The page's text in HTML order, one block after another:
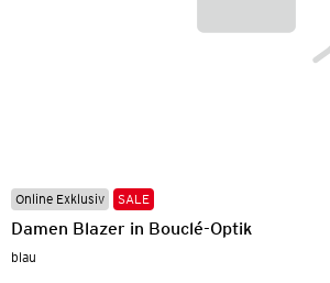
Online Exklusiv SALE
Damen Blazer in Bouclé-Optik
blau